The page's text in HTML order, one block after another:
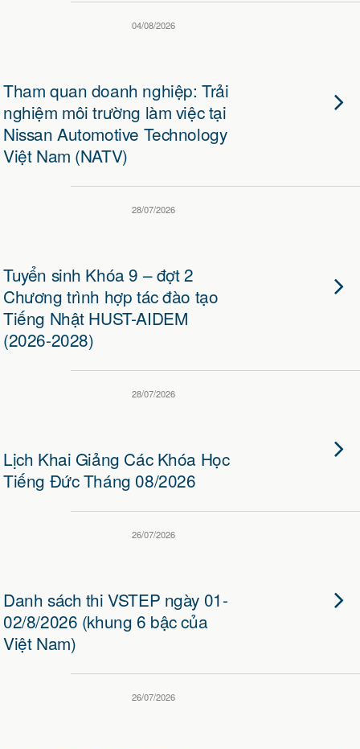
04/08/2026
Tham quan doanh nghiệp: Trải
nghiệm môi trường làm việc tại
Nissan Automotive Technology
Việt Nam (NATV)
28/07/2026
Tuyển sinh Khóa 9 – đợt 2
Chương trình hợp tác đào tạo
Tiếng Nhật HUST-AIDEM
(2026-2028)
28/07/2026
Lịch Khai Giảng Các Khóa Học
Tiếng Đức Tháng 08/2026
26/07/2026
Danh sách thi VSTEP ngày 01-
02/8/2026 (khung 6 bậc của
Việt Nam)
26/07/2026